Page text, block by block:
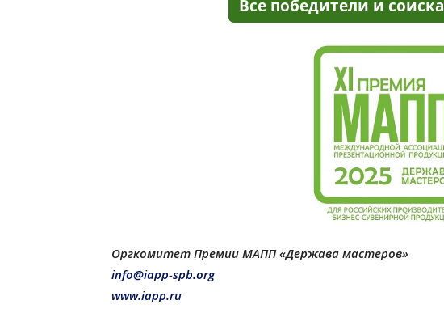
Оргкомитет Премии МАПП «Держава мастеров»
info@iapp-spb.org
www.iapp.ru